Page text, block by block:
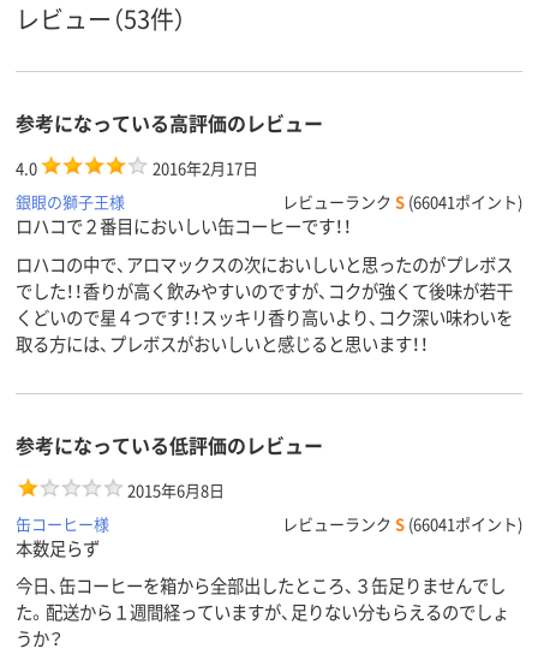
レビュー（53件）
参考になっている高評価のレビュー
4.0
2016年2月17日
銀眼の獅子王様
レビューランク S (66041ポイント)
ロハコで２番目においしい缶コーヒーです！！
ロハコの中で、アロマックスの次においしいと思ったのがプレボス
でした！！香りが高く飲みやすいのですが、コクが強くて後味が若干
くどいので星４つです！！スッキリ香り高いより、コク深い味わいを
取る方には、プレボスがおいしいと感じると思います！！
参考になっている低評価のレビュー
2015年6月8日
缶コーヒー様
レビューランク S (66041ポイント)
本数足らず
今日、缶コーヒーを箱から全部出したところ、３缶足りませんでし
た。配送から１週間経っていますが、足りない分もらえるのでしょ
うか？